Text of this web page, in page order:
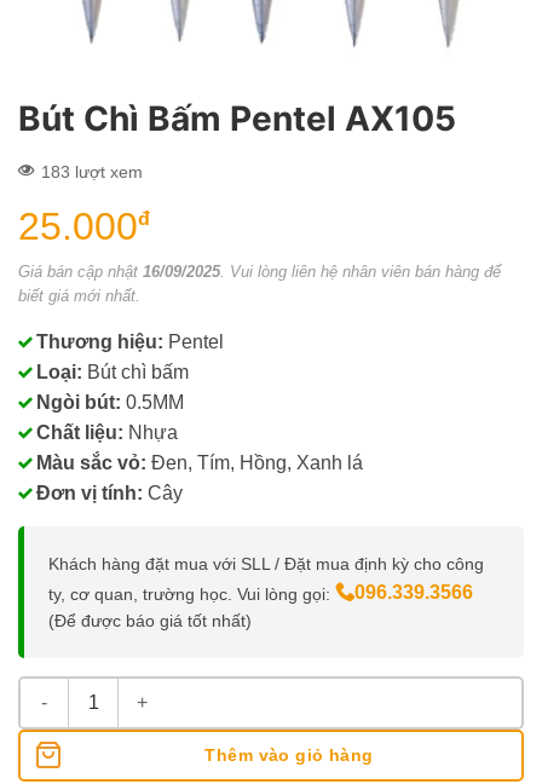
Bút Chì Bấm Pentel AX105
183 lượt xem
25.000đ
Giá bán cập nhật 16/09/2025. Vui lòng liên hệ nhân viên bán hàng để
biết giá mới nhất.
Thương hiệu: Pentel
Loại: Bút chì bấm
Ngòi bút: 0.5MM
Chất liệu: Nhựa
Màu sắc vỏ: Đen, Tím, Hồng, Xanh lá
Đơn vị tính: Cây
Khách hàng đặt mua với SLL / Đặt mua định kỳ cho công
ty, cơ quan, trường học. Vui lòng gọi:
096.339.3566
(Để được báo giá tốt nhất)
Bút Chì Bấm Pentel AX105 số lượng
Thêm vào giỏ hàng